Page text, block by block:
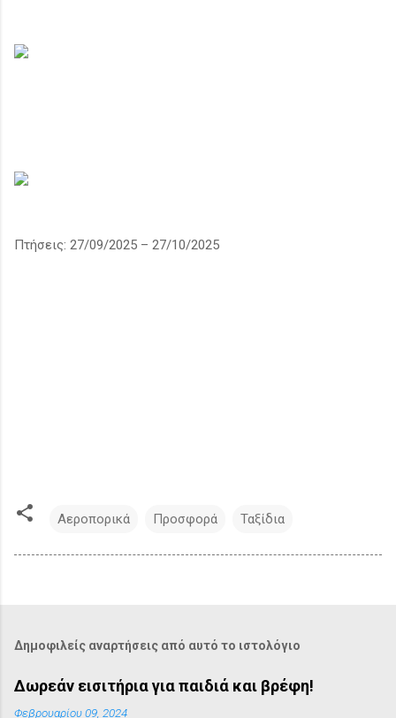
Πτήσεις: 27/09/2025 – 27/10/2025
Αεροπορικά Προσφορά Ταξίδια
Δημοφιλείς αναρτήσεις από αυτό το ιστολόγιο
Δωρεάν εισιτήρια για παιδιά και βρέφη!
Φεβρουαρίου 09, 2024